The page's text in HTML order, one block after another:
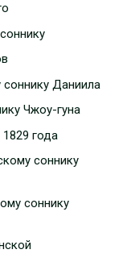
Даниила
Чжоу-гуна
года
соннику
соннику